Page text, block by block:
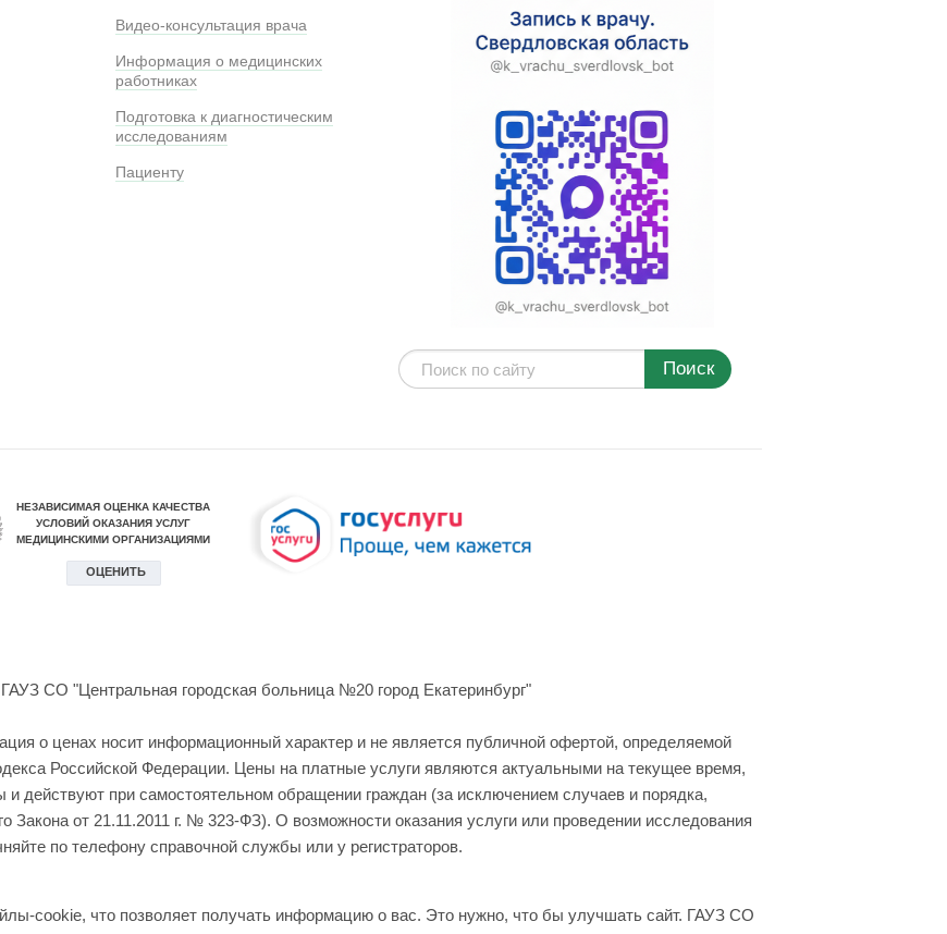
Видео-консультация врача
Информация о медицинских
работниках
Подготовка к диагностическим
исследованиям
Пациенту
Поиск
СО "Центральная городская больница №20 город Екатеринбург"
о ценах носит информационный характер и не является публичной офертой, определяемой
Российской Федерации. Цены на платные услуги являются актуальными на текущее время,
и действуют при самостоятельном обращении граждан (за исключением случаев и порядка,
Закона от 21.11.2011 г. № 323-ФЗ). О возможности оказания услуги или проведении исследования
по телефону справочной службы или у регистраторов.
cookie, что позволяет получать информацию о вас. Это нужно, что бы улучшать сайт. ГАУЗ СО